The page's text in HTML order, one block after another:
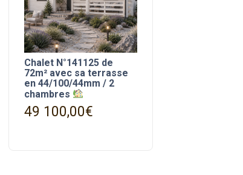
Chalet N°141125 de
72m² avec sa terrasse
en 44/100/44mm / 2
chambres
49 100,00€